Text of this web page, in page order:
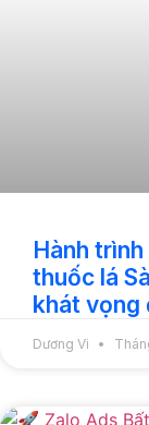
Hành
thuốc lá
khát vọng
Dương Vi